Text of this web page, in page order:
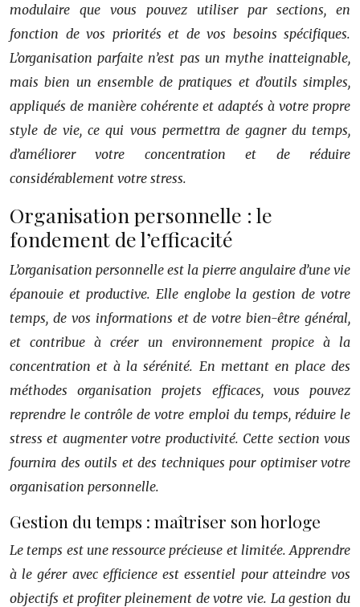
modulaire que vous pouvez utiliser par sections, en
fonction de vos priorités et de vos besoins spécifiques.
L’organisation parfaite n’est pas un mythe inatteignable,
mais bien un ensemble de pratiques et d’outils simples,
appliqués de manière cohérente et adaptés à votre propre
style de vie, ce qui vous permettra de gagner du temps,
d’améliorer votre concentration et de réduire
considérablement votre stress.
Organisation personnelle : le
fondement de l’efficacité
L’organisation personnelle est la pierre angulaire d’une vie
épanouie et productive. Elle englobe la gestion de votre
temps, de vos informations et de votre bien-être général,
et contribue à créer un environnement propice à la
concentration et à la sérénité. En mettant en place des
méthodes organisation projets efficaces, vous pouvez
reprendre le contrôle de votre emploi du temps, réduire le
stress et augmenter votre productivité. Cette section vous
fournira des outils et des techniques pour optimiser votre
organisation personnelle.
Gestion du temps : maîtriser son horloge
Le temps est une ressource précieuse et limitée. Apprendre
à le gérer avec efficience est essentiel pour atteindre vos
objectifs et profiter pleinement de votre vie. La gestion du